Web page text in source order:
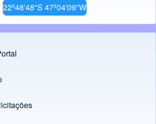
22º48'48"S 47º04'09"W